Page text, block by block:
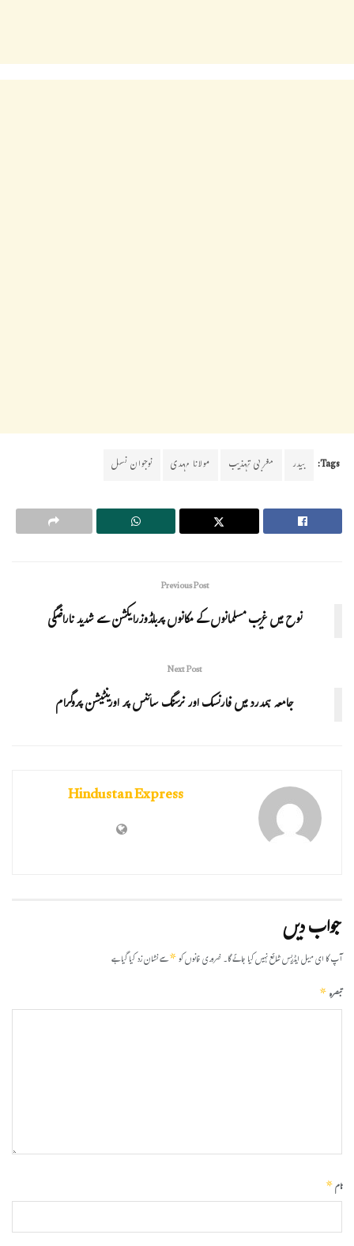
Tags: بیدر مغربی تہذیب مولانا مہدی نوجوان نسل
Previous Post
نوح میں غریب مسلمانوں کے مکانوں پربلڈوزرایکشن سے شدید ناراضگی
Next Post
جامعہ ہمدرد میں فارنسک اور نرسنگ سائنس پر اورینٹیشن پروگرام
Hindustan Express
جواب دیں
آپ کا ای میل ایڈریس شائع نہیں کیا جائے گا۔ضروری خانوں کو*سے نشان زد کیا گیا ہے
تبصرہ*
نام*